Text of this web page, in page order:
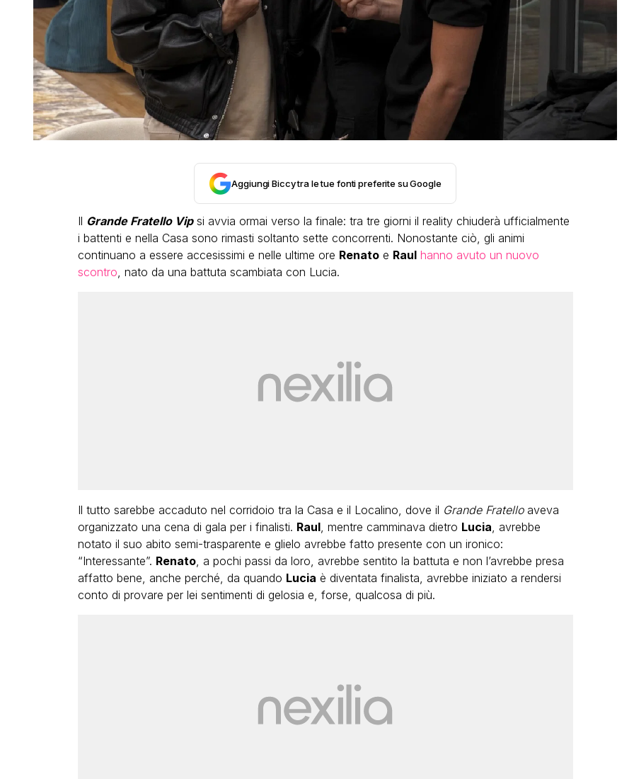
Aggiungi Biccy tra le tue fonti preferite su Google
Il Grande Fratello Vip si avvia ormai verso la finale: tra tre giorni il reality chiuderà ufficialmente
i battenti e nella Casa sono rimasti soltanto sette concorrenti. Nonostante ciò, gli animi
continuano a essere accesissimi e nelle ultime ore Renatoe Raul hanno avuto un nuovo
scontro, nato da una battuta scambiata con Lucia.
Il tutto sarebbe accaduto nel corridoio tra la Casa e il Localino, dove il Grande Fratelloaveva
organizzato una cena di gala per i finalisti. Raul, mentre camminava dietro Lucia, avrebbe
notato il suo abito semi-trasparente e glielo avrebbe fatto presente con un ironico:
“Interessante”. Renato, a pochi passi da loro, avrebbe sentito la battuta e non l’avrebbe presa
affatto bene, anche perché, da quando Lucia è diventata finalista, avrebbe iniziato a rendersi
conto di provare per lei sentimenti di gelosia e, forse, qualcosa di più.